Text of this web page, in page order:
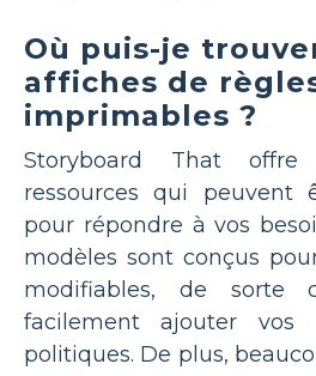
Où puis-je
affiches de
imprimables ?
Storyboard That
ressources qui peuvent
pour répondre à vos
modèles sont conçus
modifiables, de sorte
facilement ajouter vos
politiques. De plus,